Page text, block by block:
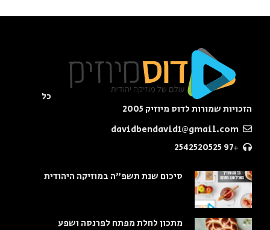
כל
הזכויות שמורות לדוס מיוזיק 2005
+97 2542520525
סיכום שנת תשפ"ה במוזיקה היהודית
מתכון לחלת מפתח לפרנסה ושפע